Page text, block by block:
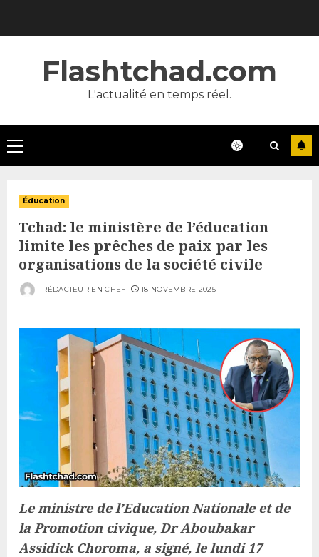
Flashtchad.com
L'actualité en temps réel.
Primary
Menu
Éducation
Tchad: le ministère de l’éducation
limite les prêches de paix par les
organisations de la société civile
RÉDACTEUR EN CHEF 18 NOVEMBRE 2025
Le ministre de l’Education Nationale et de
la Promotion civique, Dr Aboubakar
Assidick Choroma, a signé, le lundi 17